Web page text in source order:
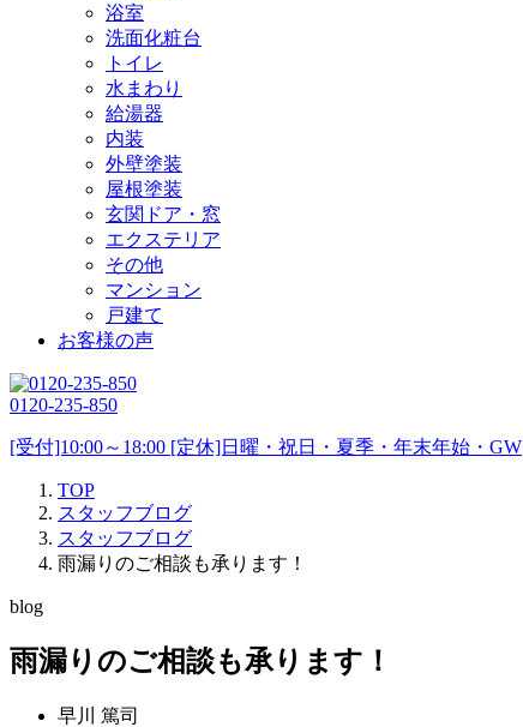
浴室
洗面化粧台
トイレ
水まわり
給湯器
内装
外壁塗装
屋根塗装
玄関ドア・窓
エクステリア
その他
マンション
戸建て
お客様の声
0120-235-850
[受付]10:00～18:00 [定休]日曜・祝日・夏季・年末年始・GW
TOP
スタッフブログ
スタッフブログ
雨漏りのご相談も承ります！
blog
雨漏りのご相談も承ります！
早川 篤司